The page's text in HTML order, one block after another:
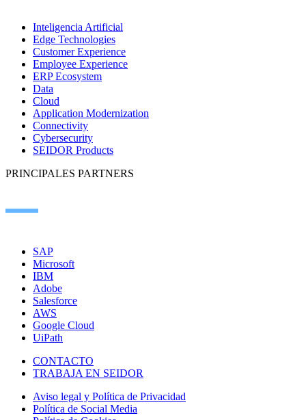
Inteligencia Artificial
Edge Technologies
Customer Experience
Employee Experience
ERP Ecosystem
Data
Cloud
Application Modernization
Connectivity
Cybersecurity
SEIDOR Products
PRINCIPALES PARTNERS
SAP
Microsoft
IBM
Adobe
Salesforce
AWS
Google Cloud
UiPath
CONTACTO
TRABAJA EN SEIDOR
Aviso legal y Política de Privacidad
Política de Social Media